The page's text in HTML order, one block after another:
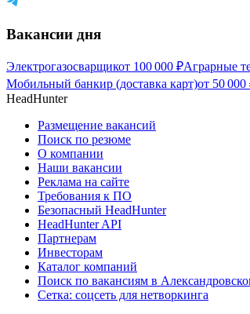
Вакансии дня
Электрогазосварщикот 100 000 ₽Аграрные
Мобильный банкир (доставка карт)от 50 000
HeadHunter
Размещение вакансий
Поиск по резюме
О компании
Наши вакансии
Реклама на сайте
Требования к ПО
Безопасный HeadHunter
HeadHunter API
Партнерам
Инвесторам
Каталог компаний
Поиск по вакансиям в
Сетка: соцсеть для нетворкинга